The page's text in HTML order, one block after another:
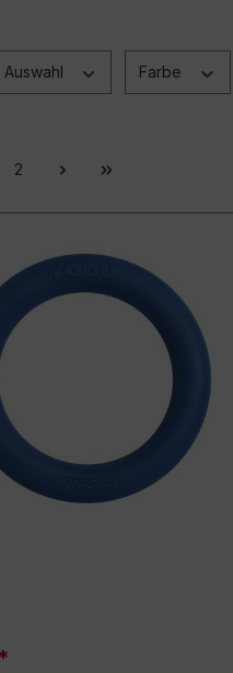
Auswahl Farbe
2